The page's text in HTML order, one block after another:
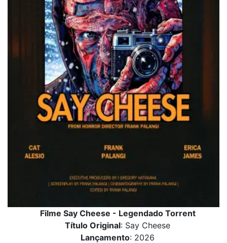
Filme Say Cheese - Legendado Torrent
Título Original: Say Cheese
Lançamento: 2026